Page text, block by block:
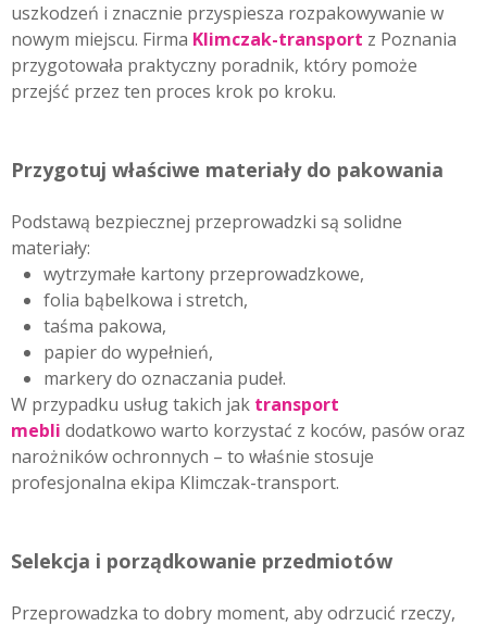
uszkodzeń i znacznie przyspiesza rozpakowywanie w
nowym miejscu. Firma Klimczak-transport z Poznania
przygotowała praktyczny poradnik, który pomoże
przejść przez ten proces krok po kroku.
Przygotuj właściwe materiały do pakowania
Podstawą bezpiecznej przeprowadzki są solidne
materiały:
wytrzymałe kartony przeprowadzkowe,
folia bąbelkowa i stretch,
taśma pakowa,
papier do wypełnień,
markery do oznaczania pudeł.
W przypadku usług takich jak transport
mebli dodatkowo warto korzystać z koców, pasów oraz
narożników ochronnych – to właśnie stosuje
profesjonalna ekipa Klimczak-transport.
Selekcja i porządkowanie przedmiotów
Przeprowadzka to dobry moment, aby odrzucić rzeczy,